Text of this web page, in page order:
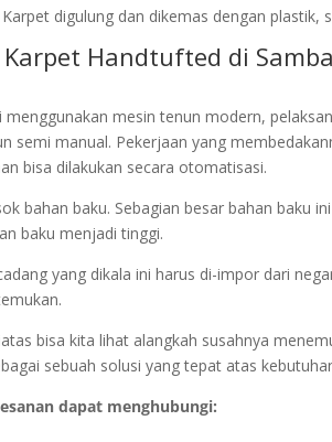
digulung dan dikemas dengan plastik,
Karpet Handtufted di
menggunakan mesin tenun modern,
semi manual. Pekerjaan yang
bisa dilakukan secara otomatisasi.
bahan baku. Sebagian besar bahan baku
baku menjadi tinggi.
yang dikala ini harus di-impor dari
bisa kita lihat alangkah susahnya
sebuah solusi yang tepat atas
dapat menghubungi: